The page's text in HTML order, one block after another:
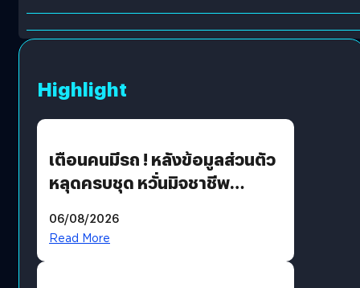
Highlight
เตือนคนมีรถ ! หลังข้อมูลส่วนตัว
หลุดครบชุด หวั่นมิจชาชีพ
รหัสผ่านหลุด ไม่ใช่แฮ็กเกอร์
06/08/2026
Read More